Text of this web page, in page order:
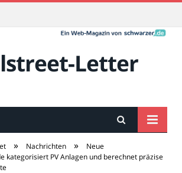
Letter
» Nachrichten »
Neue
kategorisiert PV Anlagen und berechnet präzise